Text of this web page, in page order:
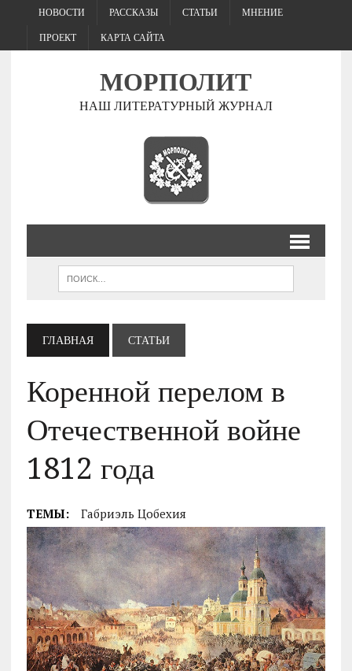
НОВОСТИ РАССКАЗЫ СТАТЬИ МНЕНИЕ
ПРОЕКТ КАРТА САЙТА
МОРПОЛИТ
НАШ ЛИТЕРАТУРНЫЙ ЖУРНАЛ
ГЛАВНАЯ СТАТЬИ
Коренной перелом в
Отечественной войне
1812 года
ТЕМЫ: Габриэль Цобехия